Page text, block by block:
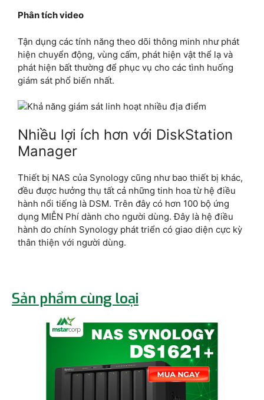
Phân tích video
Tận dụng các tính năng theo dõi thông minh như phát
hiện chuyển động, vùng cấm, phát hiện vật thể lạ và
phát hiện bất thường để phục vụ cho các tình huống
giám sát phổ biến nhất.
Nhiều lợi ích hơn với DiskStation
Manager
Thiết bị NAS của Synology cũng như bao thiết bị khác,
đều được hưởng thụ tất cả những tinh hoa từ hệ điều
hành nổi tiếng là DSM. Trên đây có hơn 100 bộ ứng
dụng MIỄN Phí dành cho người dùng. Đây là hệ điều
hành do chính Synology phát triển có giao diện cực kỳ
thân thiện với người dùng.
Sản phẩm cùng loại